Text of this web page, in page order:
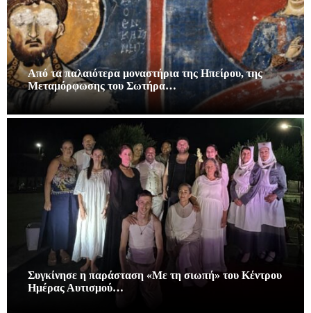
Από τα παλαιότερα μοναστήρια της Ηπείρου, της
Μεταμόρφωσης του Σωτήρα…
Συγκίνησε η παράσταση «Με τη σιωπή» του Κέντρου
Ημέρας Αυτισμού…